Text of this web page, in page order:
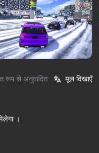
रूप से अनुवादित मूल दिखाएँ
।